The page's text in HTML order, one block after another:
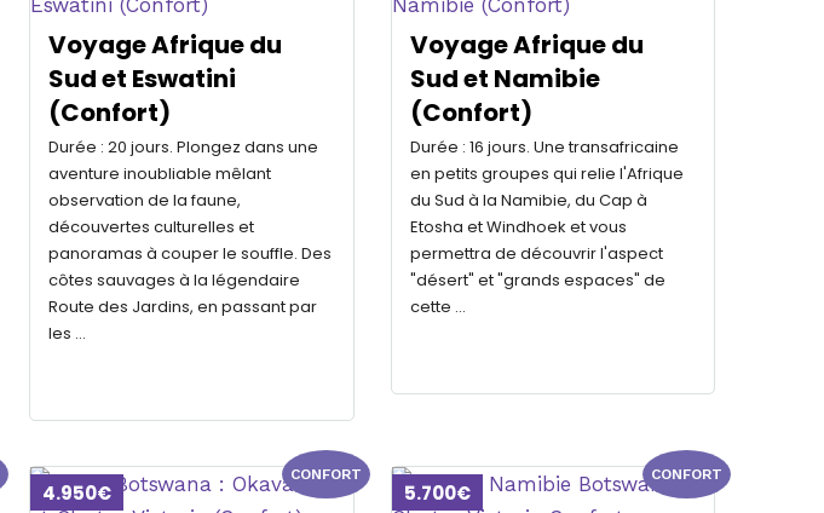
Voyage Afrique du
Sud et Eswatini
(Confort)
Durée : 20 jours. Plongez dans une
aventure inoubliable mêlant
observation de la faune,
découvertes culturelles et
panoramas à couper le souffle. Des
côtes sauvages à la légendaire
Route des Jardins, en passant par
les …
Voyage Afrique du
Sud et Namibie
(Confort)
Durée : 16 jours. Une transafricaine
en petits groupes qui relie l'Afrique
du Sud à la Namibie, du Cap à
Etosha et Windhoek et vous
permettra de découvrir l'aspect
"désert" et "grands espaces" de
cette …
CONFORT
4.950€
CONFORT
5.700€